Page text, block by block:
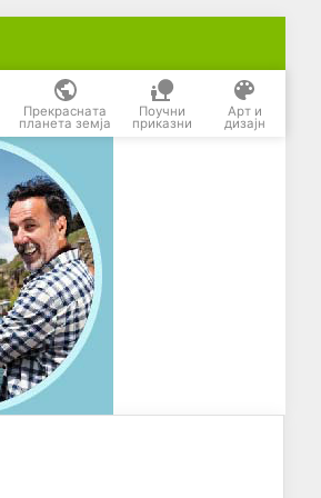
Прекрасната
планета земја
Поучни
приказни
Арт и
дизајн